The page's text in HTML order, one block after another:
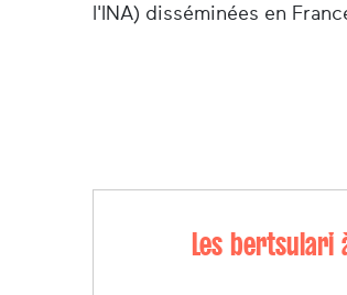
l'INA) disséminées en
Les bertsulari